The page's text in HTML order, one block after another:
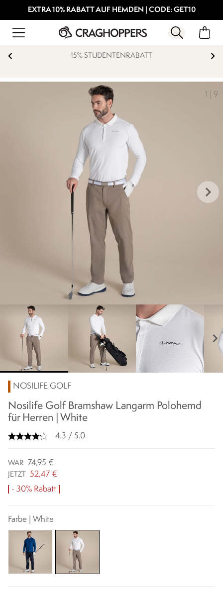
EXTRA 10% RABATT AUF HEMDEN | CODE: GET10
15% STUDENTENRABATT
1 9
keyboard_arrow_right
chevron_right
NOSILIFE GOLF
Nosilife Golf Bramshaw Langarm Polohemd
für Herren | White
4.3 / 5.0
WAR 74,95 €
JETZT 52,47 €
- 30% Rabatt
Farbe | White